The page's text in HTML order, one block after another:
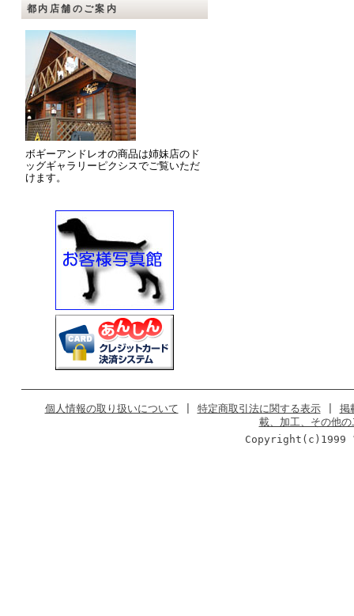
都内店舗のご案内
ボギーアンドレオの商品は姉妹店のド
ッグギャラリーピクシスでご覧いただ
けます。
個人情報の取り扱いについて 特定商取引法に関する表示| 掲
載、加工、その他
Copyright(c)1999